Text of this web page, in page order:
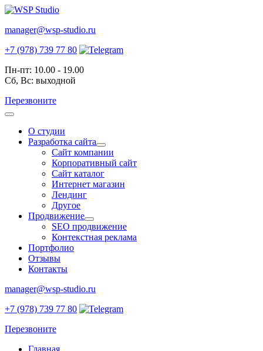
manager@wsp-studio.ru
+7 (978) 739 77 80
Пн-пт: 10.00 - 19.00
Сб, Вс: выходной
Перезвоните
О студии
Разработка сайта
Сайт компании
Корпоративный сайт
Сайт каталог
Интернет магазин
Лендинг
Другое
Продвижение
SEO продвижение
Контекстная реклама
Портфолио
Отзывы
Контакты
manager@wsp-studio.ru
+7 (978) 739 77 80
Перезвоните
Главная